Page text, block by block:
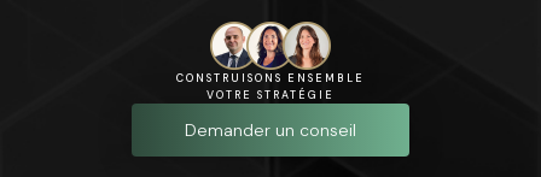
CONSTRUISONS ENSEMBLE
VOTRE STRATÉGIE
Demander un conseil